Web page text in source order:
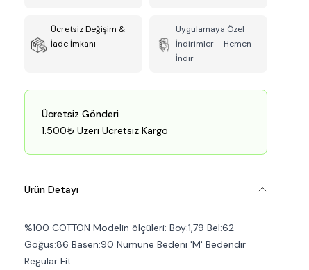
Ücretsiz Değişim &
İade İmkanı
Uygulamaya Özel
İndirimler – Hemen
İndir
Ücretsiz Gönderi
1.500₺ Üzeri Ücretsiz Kargo
Ürün Detayı
%100 COTTON Modelin ölçüleri: Boy:1,79 Bel:62
Göğüs:86 Basen:90 Numune Bedeni 'M' Bedendir
Regular Fit